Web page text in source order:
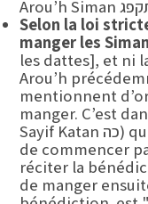
Selon la loi
manger les
les dattes], et ni
Arou’h
mentionnent
manger. C’est
Sayif Katan כה) qu’il est écrit qu'il est conseillé
de commencer
réciter la
de manger